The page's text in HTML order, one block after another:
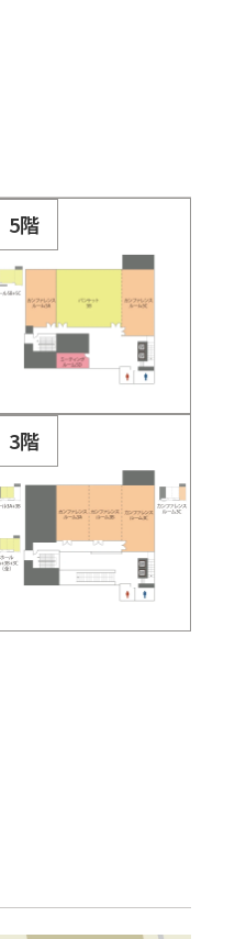
5階
3階